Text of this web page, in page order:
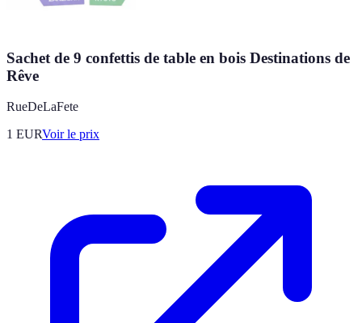
Sachet de 9 confettis de table en bois Destinations de
Rêve
RueDeLaFete
1 EURVoir le prix